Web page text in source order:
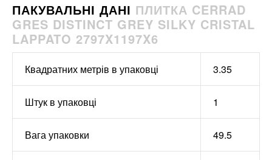
ПАКУВАЛЬНІ ДАНІ ПЛИТКА CERRAD
GRES DISTINCT GREY SILKY CRISTAL
LAPPATO 2797X1197X6
Квадратних метрів в упаковці 3.35
Штук в упаковці 1
Вага упаковки 49.5